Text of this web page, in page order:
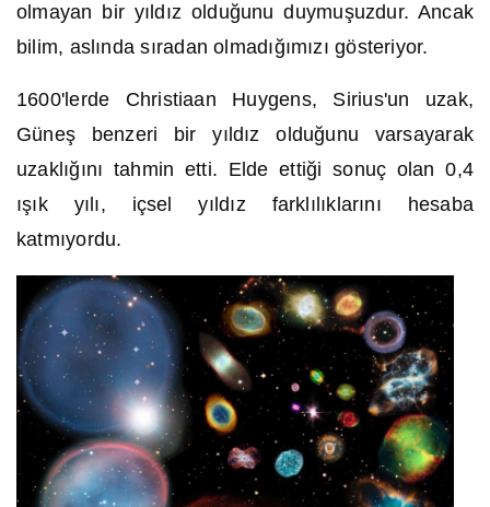
olmayan bir yıldız olduğunu duymuşuzdur. Ancak
bilim, aslında sıradan olmadığımızı gösteriyor.
1600'lerde Christiaan Huygens, Sirius'un uzak,
Güneş benzeri bir yıldız olduğunu varsayarak
uzaklığını tahmin etti. Elde ettiği sonuç olan 0,4
ışık yılı, içsel yıldız farklılıklarını hesaba
katmıyordu.